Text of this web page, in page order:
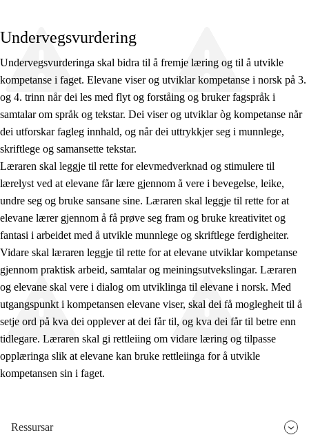
Undervegsvurdering
Undervegsvurderinga skal bidra til å fremje læring og til å utvikle
kompetanse i faget. Elevane viser og utviklar kompetanse i norsk på 3.
og 4. trinn når dei les med flyt og forståing og bruker fagspråk i
samtalar om språk og tekstar. Dei viser og utviklar òg kompetanse når
dei utforskar fagleg innhald, og når dei uttrykkjer seg i munnlege,
skriftlege og samansette tekstar.
Læraren skal leggje til rette for elevmedverknad og stimulere til
lærelyst ved at elevane får lære gjennom å vere i bevegelse, leike,
undre seg og bruke sansane sine. Læraren skal leggje til rette for at
elevane lærer gjennom å få prøve seg fram og bruke kreativitet og
fantasi i arbeidet med å utvikle munnlege og skriftlege ferdigheiter.
Vidare skal læraren leggje til rette for at elevane utviklar kompetanse
gjennom praktisk arbeid, samtalar og meiningsutvekslingar. Læraren
og elevane skal vere i dialog om utviklinga til elevane i norsk. Med
utgangspunkt i kompetansen elevane viser, skal dei få moglegheit til å
setje ord på kva dei opplever at dei får til, og kva dei får til betre enn
tidlegare. Læraren skal gi rettleiing om vidare læring og tilpasse
opplæringa slik at elevane kan bruke rettleiinga for å utvikle
kompetansen sin i faget.
Ressursar